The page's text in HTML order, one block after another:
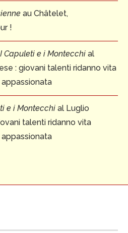
au Châtelet,
!
I Capuleti e i Montecchi al
: giovani talenti ridanno vita
e i Montecchi al Luglio
talenti ridanno vita